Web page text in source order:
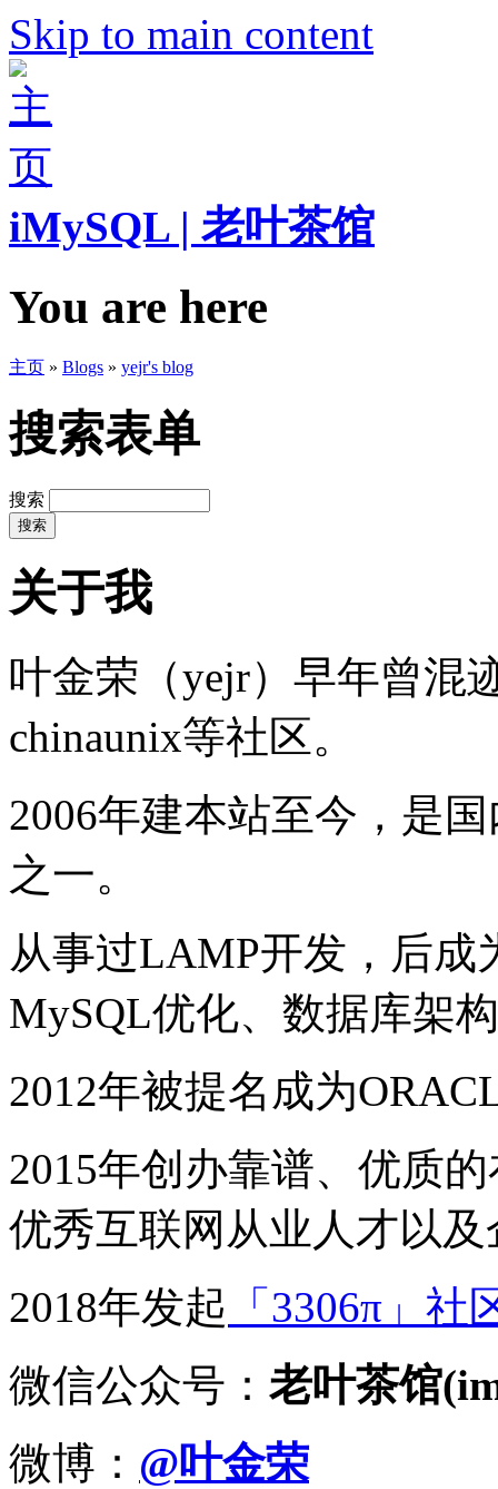
Skip to main content
iMySQL | 老叶茶馆
You are here
主页 » Blogs » yejr's blog
搜索表单
搜索
关于我
叶金荣（yejr）早年曾混
chinaunix等社区。
2006年建本站至今，是
之一。
从事过LAMP开发，后成
MySQL优化、数据库架
2012年被提名成为
2015年创办靠谱、优质
优秀互联网从业人才以
2018年发起 「3306π」社
微信公众号： 老叶茶馆
微博： @叶金荣